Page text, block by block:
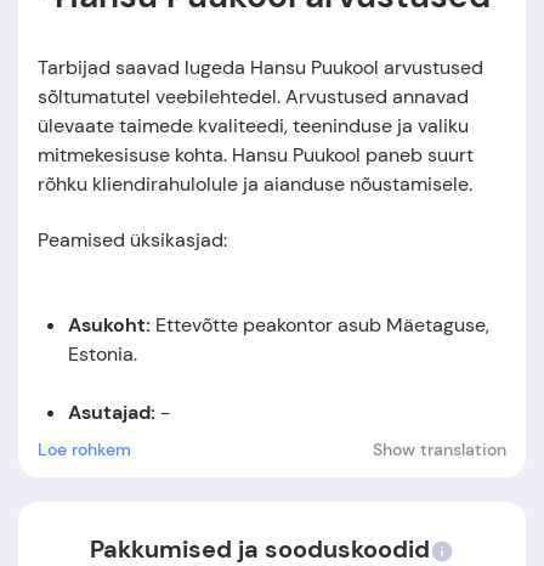
Tarbijad saavad lugeda Hansu Puukool arvustused
sõltumatutel veebilehtedel. Arvustused annavad
ülevaate taimede kvaliteedi, teeninduse ja valiku
mitmekesisuse kohta. Hansu Puukool paneb suurt
rõhku kliendirahulolule ja aianduse nõustamisele.
Peamised üksikasjad:
Asukoht: Ettevõtte peakontor asub Mäetaguse,
Estonia.
Asutajad: -
Loe rohkem Show translation
Pakkumised ja sooduskoodid